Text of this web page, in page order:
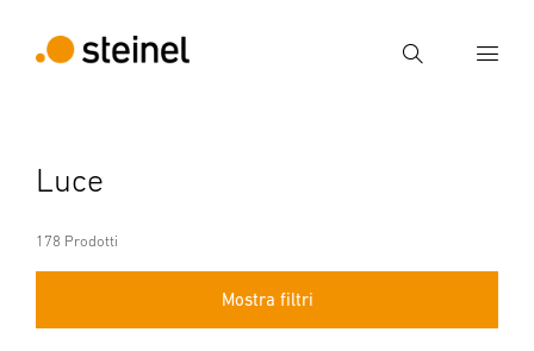
Ricerca
Ricerca
Luce
178 Prodotti
Mostra filtri